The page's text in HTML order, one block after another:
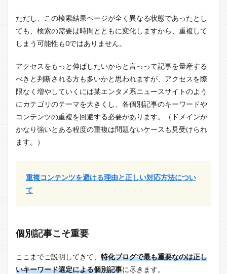
ただし、この検索結果ページが全く異なる状態であったとし
ても、検索の需要は時間とともに変化しますから、重複して
しまう可能性も0ではありません。
アクセスをもっと伸ばしたいからと言っって記事を量産する
べきと判断される方も多いかと思われますが、アクセスを際
限なく増やしていくには某エンタメ系ニュースサイトのよう
にカテゴリのテーマを大きくし、各個別記事のキーワードや
コンテンツの重複を回避する必要があります。（ドメインが
かなり強いとある程度の重複は問題ないケースも見受けられ
ます。）
重複コンテンツを避ける理由と正しい対応方法につい
て
個別記事こそ重要
ここまでご説明してきて、 特化ブログで最も重要なのは正し
いキーワード選定による個別記事に尽きます。